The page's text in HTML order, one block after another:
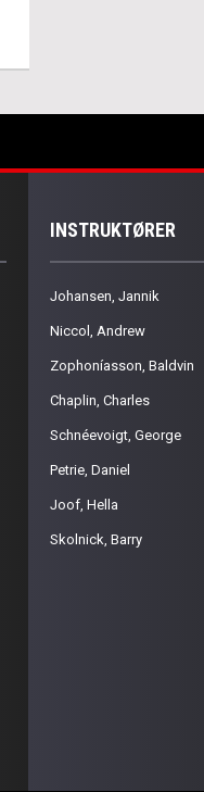
INSTRUKTØRER
Johansen, Jannik
Niccol, Andrew
Zophoníasson, Baldvin
Chaplin, Charles
Schnéevoigt, George
Petrie, Daniel
Joof, Hella
Skolnick, Barry